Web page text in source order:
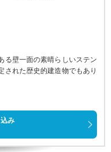
る壁一面の素晴らしいステン
された歴史的建造物でもあり
み